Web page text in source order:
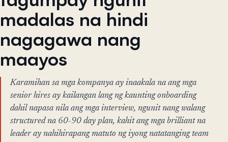
madalas na hindi
nagagawa nang
maayos
Karamihan sa mga kompanya ay inaakala na ang mga
senior hires ay kailangan lang ng kaunting onboarding
dahil napasa nila ang mga interview, ngunit nang walang
structured na 60-90 day plan, kahit ang mga brilliant na
leader ay nahihirapang matuto ng iyong natatanging team